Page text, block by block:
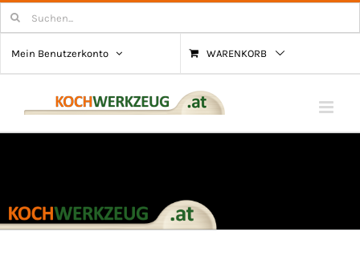
Zum
Inhalt
springen
Suchen
nach:
Mein Benutzerkonto
WARENKORB